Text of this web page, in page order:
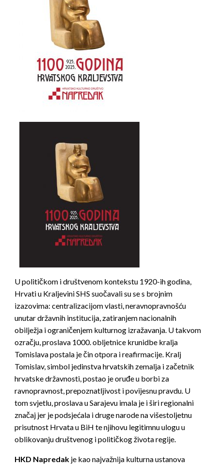
U političkom i društvenom kontekstu 1920-ih godina,
Hrvati u Kraljevini SHS suočavali su se s brojnim
izazovima: centralizacijom vlasti, neravnopravnošću
unutar državnih institucija, zatiranjem nacionalnih
obilježja i ograničenjem kulturnog izražavanja. U takvom
ozračju, proslava 1000. obljetnice krunidbe kralja
Tomislava postala je činotpora i reafirmacije. Kralj
Tomislav, simbol jedinstva hrvatskih zemalja i začetnik
hrvatske državnosti, postao jeoruđe u borbi za
ravnopravnost, prepoznatljivost i povijesnu pravdu. U
tom svjetlu, proslava u Sarajevu imala je i širi regionalni
značaj jer je podsjećala i druge narode navišestoljetnu
prisutnost Hrvata u BiH te njihovu legitimnu ulogu u
oblikovanju društvenog i političkog života regije.
HKD Napredak je kao najvažnija kulturna ustanova